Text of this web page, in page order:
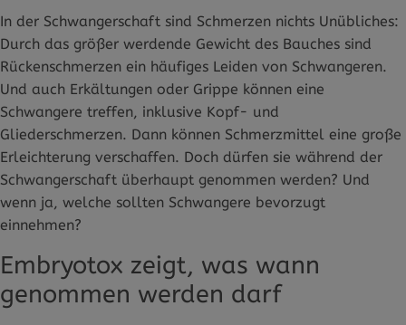
In der Schwangerschaft sind Schmerzen nichts Unübliches:
Durch das größer werdende Gewicht des Bauches sind
Rückenschmerzen ein häufiges Leiden von Schwangeren.
Und auch Erkältungen oder Grippe können eine
Schwangere treffen, inklusive Kopf- und
Gliederschmerzen. Dann können Schmerzmittel eine große
Erleichterung verschaffen. Doch dürfen sie während der
Schwangerschaft überhaupt genommen werden? Und
wenn ja, welche sollten Schwangere bevorzugt
einnehmen?
Embryotox zeigt, was wann
genommen werden darf